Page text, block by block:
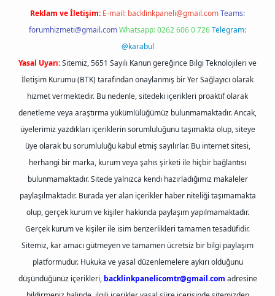
Reklam ve İletişim: E-mail: backlinkpaneli@gmail.comTeams:
forumhizmeti@gmail.comWhatsapp: 0262 606 0 726Telegram:
@karabul
Yasal Uyarı:Sitemiz, 5651 Sayılı Kanun gereğince Bilgi Teknolojileri ve
İletişim Kurumu (BTK) tarafından onaylanmış bir Yer Sağlayıcı olarak
hizmet vermektedir. Bu nedenle, sitedeki içerikleri proaktif olarak
denetleme veya araştırma yükümlülüğümüz bulunmamaktadır. Ancak,
üyelerimiz yazdıkları içeriklerin sorumluluğunu taşımakta olup, siteye
üye olarak bu sorumluluğu kabul etmiş sayılırlar. Bu internet sitesi,
herhangi bir marka, kurum veya şahıs şirketi ile hiçbir bağlantısı
bulunmamaktadır. Sitede yalnızca kendi hazırladığımız makaleler
paylaşılmaktadır. Burada yer alan içerikler haber niteliği taşımamakta
olup, gerçek kurum ve kişiler hakkında paylaşım yapılmamaktadır.
Gerçek kurum ve kişiler ile isim benzerlikleri tamamen tesadüfidir.
Sitemiz, kar amacı gütmeyen ve tamamen ücretsiz bir bilgi paylaşım
platformudur. Hukuka ve yasal düzenlemelere aykırı olduğunu
düşündüğünüz içerikleri, backlinkpanelicomtr@gmail.com adresine